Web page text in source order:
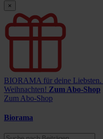
×
BIORAMA für deine Liebsten.
Weihnachten! Zum Abo-Shop
Zum Abo-Shop
Biorama